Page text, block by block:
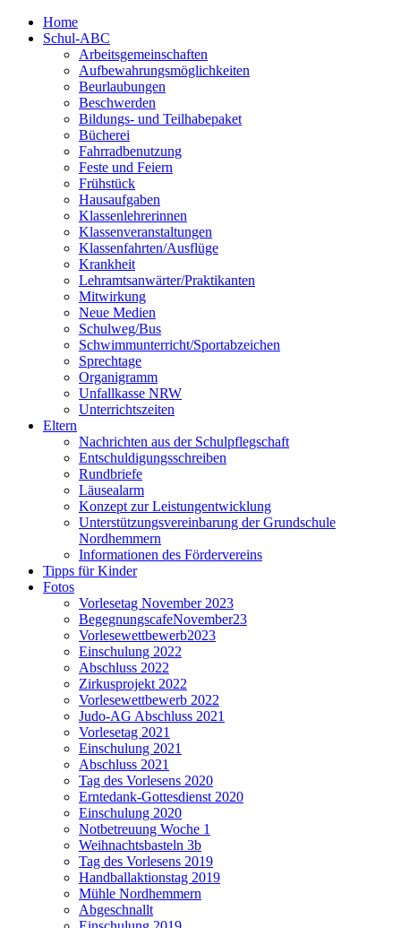
Home
Schul-ABC
Arbeitsgemeinschaften
Aufbewahrungsmöglichkeiten
Beurlaubungen
Beschwerden
Bildungs- und Teilhabepaket
Bücherei
Fahrradbenutzung
Feste und Feiern
Frühstück
Hausaufgaben
Klassenlehrerinnen
Klassenveranstaltungen
Klassenfahrten/Ausflüge
Krankheit
Lehramtsanwärter/Praktikanten
Mitwirkung
Neue Medien
Schulweg/Bus
Schwimmunterricht/Sportabzeichen
Sprechtage
Organigramm
Unfallkasse NRW
Unterrichtszeiten
Eltern
Nachrichten aus der Schulpflegschaft
Entschuldigungsschreiben
Rundbriefe
Läusealarm
Konzept zur Leistungentwicklung
Unterstützungsvereinbarung der Grundschule
Nordhemmern
Informationen des Fördervereins
Tipps für Kinder
Fotos
Vorlesetag November 2023
BegegnungscafeNovember23
Vorlesewettbewerb2023
Einschulung 2022
Abschluss 2022
Zirkusprojekt 2022
Vorlesewettbewerb 2022
Judo-AG Abschluss 2021
Vorlesetag 2021
Einschulung 2021
Abschluss 2021
Tag des Vorlesens 2020
Erntedank-Gottesdienst 2020
Einschulung 2020
Notbetreuung Woche 1
Weihnachtsbasteln 3b
Tag des Vorlesens 2019
Handballaktionstag 2019
Mühle Nordhemmern
Abgeschnallt